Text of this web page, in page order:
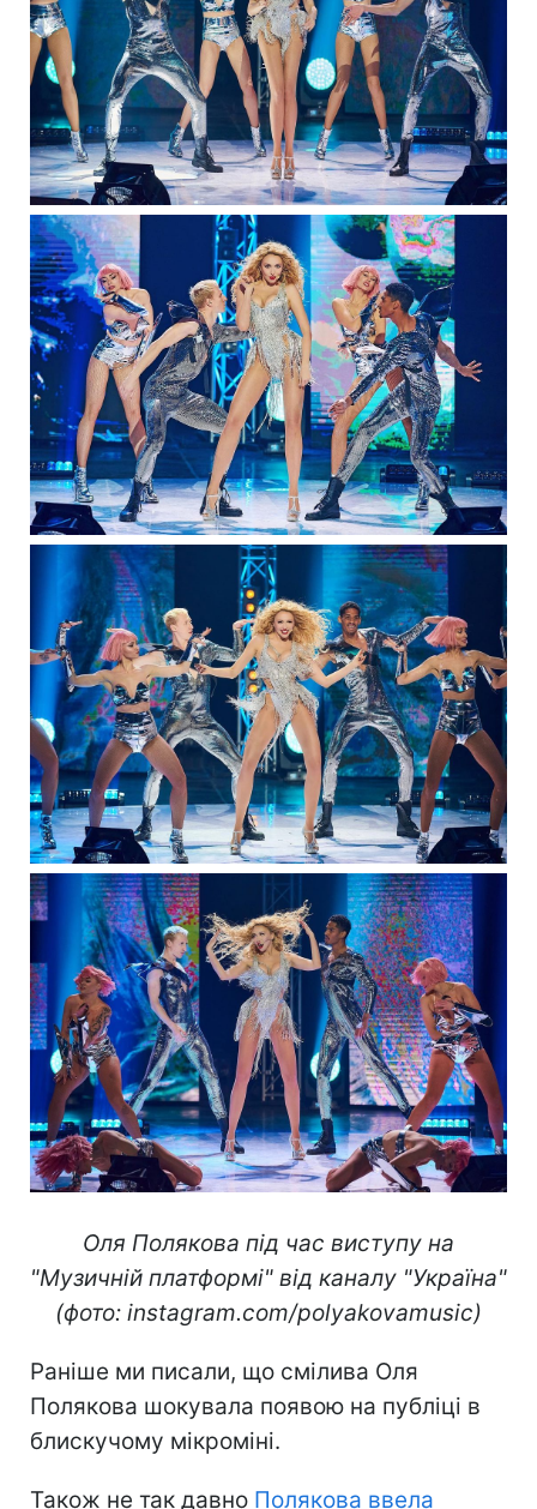
Оля Полякова під час виступу на
"Музичній платформі" від каналу "Україна"
(фото: instagram.com/polyakovamusic)
Раніше ми писали, що смілива Оля
Полякова шокувала появою на публіці в
блискучому мікроміні.
Також не так давно Полякова ввела